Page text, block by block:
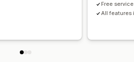
Free
All features